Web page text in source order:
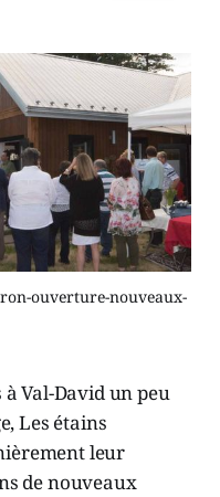
ouverture-nouveaux-
Val-David un peu
Les étains
leur
de nouveaux